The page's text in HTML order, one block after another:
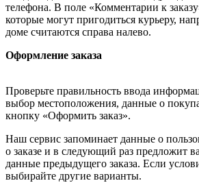
телефона. В поле «Комментарии к
которые могут пригодиться курьеру,
доме считаются справа налево.
Оформление заказа
Проверьте правильность ввода
выбор местоположения, данные о
кнопку «Оформить заказ».
Наш сервис запоминает данные о
о заказе и в следующий раз предложит
данные предыдущего заказа. Если
выбирайте другие варианты.